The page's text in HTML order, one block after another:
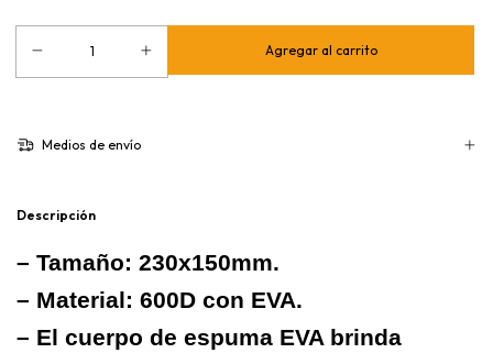
Medios de envío
Descripción
– Tamaño: 230x150mm.
– Material: 600D con EVA.
– El cuerpo de espuma EVA brinda